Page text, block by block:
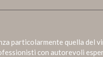
particolarmente quella del
con autorevoli